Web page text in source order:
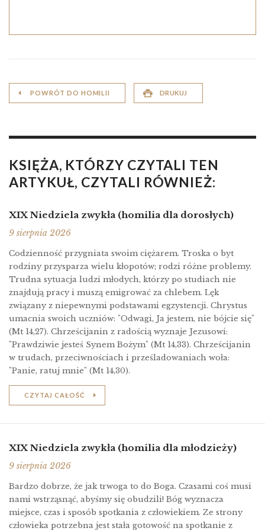
POWRÓT DO HOMILII DRUKUJ
KSIĘŻA, KTÓRZY CZYTALI TEN
ARTYKUŁ, CZYTALI RÓWNIEŻ:
XIX Niedziela zwykła (homilia dla dorosłych)
9 sierpnia 2026
Codzienność przygniata swoim ciężarem. Troska o byt
rodziny przysparza wielu kłopotów; rodzi różne problemy.
Trudna sytuacja ludzi młodych, którzy po studiach nie
znajdują pracy i muszą emigrować za chlebem. Lęk
związany z niepewnymi podstawami egzystencji. Chrystus
umacnia swoich uczniów: "Odwagi, Ja jestem, nie bójcie się"
(Mt 14,27). Chrześcijanin z radością wyznaje Jezusowi:
"Prawdziwie jesteś Synem Bożym" (Mt 14,33). Chrześcijanin
w trudach, przeciwnościach i prześladowaniach woła:
"Panie, ratuj mnie" (Mt 14,30).
CZYTAJ CAŁOŚĆ
XIX Niedziela zwykła (homilia dla młodzieży)
9 sierpnia 2026
Bardzo dobrze, że jak trwoga to do Boga. Czasami coś musi
nami wstrząsnąć, abyśmy się obudzili! Bóg wyznacza
miejsce, czas i sposób spotkania z człowiekiem. Ze strony
człowieka potrzebna jest stała gotowość na spotkanie z